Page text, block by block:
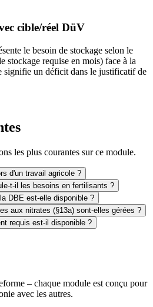
cible/réel DüV
le besoin de stockage selon le
stockage requise en mois) face à la
signifie un déficit dans le justificatif de
les plus courantes sur ce module.
d'un travail agricole ?
t-il les besoins en fertilisants ?
DBE est-elle disponible ?
aux nitrates (§13a) sont-elles gérées ?
requis est-il disponible ?
– chaque module est conçu pour
avec les autres.